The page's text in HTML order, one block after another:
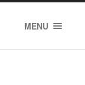
MENU